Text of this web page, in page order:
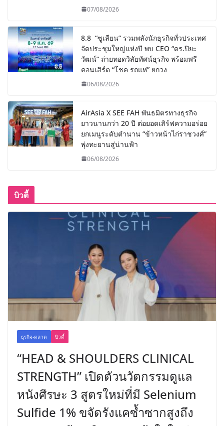
07/08/2026
8.8 “ซูเลียน” รวมพลังนักธุรกิจทั่วประเทศ
จัดประชุมใหญ่แห่งปี พบ CEO “ดร.ปิยะ
วัฒน์” ถ่ายทอดวิสัยทัศน์ธุรกิจ พร้อมฟรี
คอนเสิร์ต “โชค รถแห่” ยกวง
06/08/2026
AirAsia X SEE FAH พันธมิตรทางธุรกิจ
ยาวนานกว่า 20 ปี ต่อยอดเสิร์ฟความอร่อย
ยกเมนูระดับตำนาน “ข้าวหน้าไก่ราชวงศ์”
พุ่งทะยานสู่น่านฟ้า
06/08/2026
บิวตี้
ธุรกิจ-ตลาด บิวตี้
“HEAD & SHOULDERS CLINICAL
STRENGTH” เปิดตัวนวัตกรรมดูแล
หนังศีรษะ 3 สูตรใหม่ที่มี Selenium
Sulfide 1% ขจัดรังแคซ้ำซากสูงถึง